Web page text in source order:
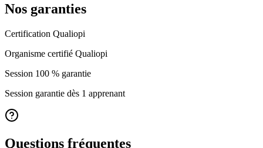
Nos garanties
Certification Qualiopi
Organisme certifié Qualiopi
Session 100 % garantie
Session garantie dès 1 apprenant
Questions fréquentes